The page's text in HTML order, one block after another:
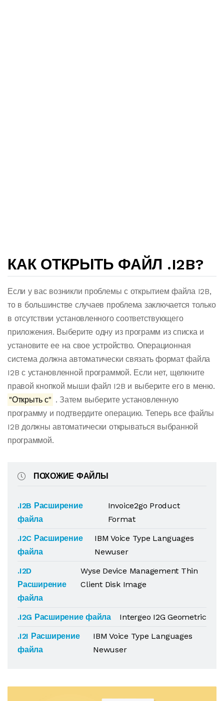
КАК ОТКРЫТЬ ФАЙЛ .I2B?
Если у вас возникли проблемы с открытием файла I2B,
то в большинстве случаев проблема заключается только
в отсутствии установленного соответствующего
приложения. Выберите одну из программ из списка и
установите ее на свое устройство. Операционная
система должна автоматически связать формат файла
I2B с установленной программой. Если нет, щелкните
правой кнопкой мыши файл I2B и выберите его в меню.
"Открыть с" . Затем выберите установленную
программу и подтвердите операцию. Теперь все файлы
I2B должны автоматически открываться выбранной
программой.
ПОХОЖИЕ ФАЙЛЫ
.I2B Расширение
файла
Invoice2go Product
Format
.I2C Расширение
файла
IBM Voice Type Languages
Newuser
.I2D
Расширение
файла
Wyse Device Management Thin
Client Disk Image
.I2G Расширение файла
Intergeo I2G Geometric
.I2I Расширение
файла
IBM Voice Type Languages
Newuser